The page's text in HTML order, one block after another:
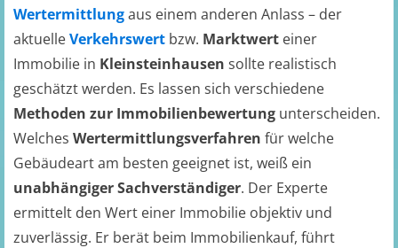
Wertermittlungaus einem anderen Anlass – der
aktuelleVerkehrswert bzw. Marktwert einer
Immobilie in Kleinsteinhausen sollte realistisch
geschätzt werden. Es lassen sich verschiedene
Methoden zur Immobilienbewertung unterscheiden.
Welches Wertermittlungsverfahren für welche
Gebäudeart am besten geeignet ist, weiß ein
unabhängiger Sachverständiger. Der Experte
ermittelt den Wert einer Immobilie objektiv und
zuverlässig. Er berät beim Immobilienkauf, führt